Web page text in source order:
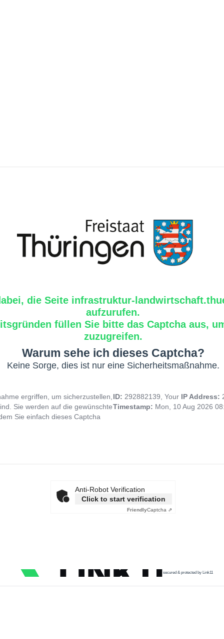
die Seite infrastruktur-
aufzurufen.
füllen Sie bitte das Captcha aus,
zuzugreifen.
Warum sehe ich dieses Captcha?
Keine Sorge, dies ist nur eine Sicherheitsmaßnahme.
ergriffen, um sicherzustellen,
Sie werden auf die gewünschte
Sie einfach dieses Captcha
ID: 292882139, Your IP Address:
Timestamp: Mon, 10 Aug 2026
Anti-Robot Verification
Click to start verification
FriendlyCaptcha ⇗
secured & protected by Link11